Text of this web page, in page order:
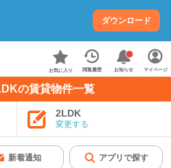
ダウンロード
お気に入り 閲覧履歴 お知らせ マイページ
の賃貸物件一覧
2LDK
変更する
新着通知 アプリで探す